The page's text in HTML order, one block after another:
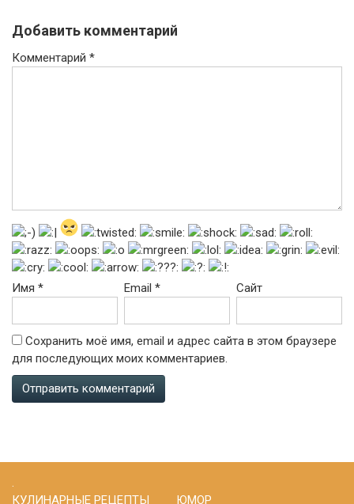
Добавить комментарий
Комментарий *
Имя * Email* Сайт
Сохранить моё имя, email и адрес сайта в этом браузере
для последующих моих комментариев.
КУЛИНАРНЫЕ РЕЦЕПТЫ
ЮМОР